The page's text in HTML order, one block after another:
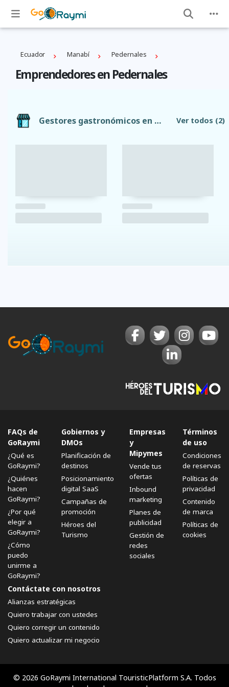
Ecuador Manabí Pedernales
Emprendedores en Pedernales
Gestores gastronómicos en Pedernales Ver todos (2)
FAQs de
GoRaymi
¿Qué es
GoRaymi?
¿Quiénes
hacen
GoRaymi?
¿Por qué
elegir a
GoRaymi?
¿Cómo
puedo
unirme a
GoRaymi?
Gobiernos y
DMOs
Planificación de
destinos
Posicionamiento
digital SaaS
Campañas de
promoción
Héroes del
Turismo
Empresas
y
Mipymes
Vende tus
ofertas
Inbound
marketing
Planes de
publicidad
Gestión de
redes
sociales
Términos
de uso
Condiciones
de reservas
Políticas de
privacidad
Contenido
de marca
Políticas de
cookies
Contáctate con nosotros
Alianzas estratégicas
Quiero trabajar con ustedes
Quiero corregir un contenido
Quiero actualizar mi negocio
© 2026 GoRaymi International TouristicPlatform S.A. Todos